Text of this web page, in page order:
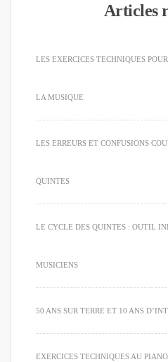
Articles
LES EXERCICES TECHNIQUES
LA MUSIQUE
LES ERREURS ET CONFUSIONS
QUINTES
LE CYCLE DES QUINTES : OUTIL
MUSICIENS
50 ANS SUR TERRE ET 10 ANS
EXERCICES TECHNIQUES AU